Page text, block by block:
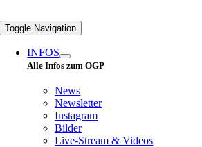
Toggle Navigation
INFOS
Alle Infos zum OGP
News
Newsletter
Instagram
Bilder
Live-Stream & Videos